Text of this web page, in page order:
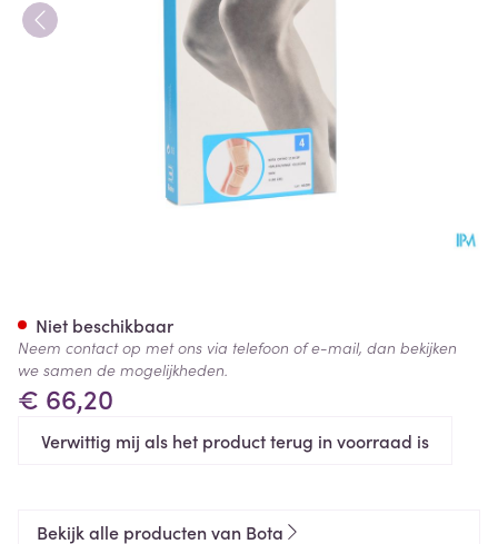
€ 66,20
Verwittig mij als het product terug in voorraad is
Niet beschikbaar
Neem contact op met ons via telefoon of e-mail, dan bekijken
we samen de mogelijkheden.
Bekijk alle producten van Bota